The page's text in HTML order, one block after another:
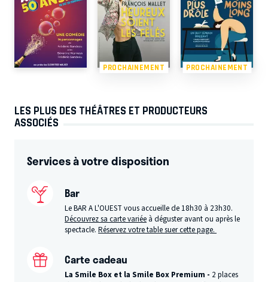
PROCHAINEMENT PROCHAINEMENT
LES PLUS DES THÉÂTRES ET PRODUCTEURS
ASSOCIÉS
Services à votre disposition
Bar
Le BAR A L'OUEST vous accueille de 18h30 à 23h30.
Découvrez sa carte variée à déguster avant ou après le
spectacle.Réservez votre table suer cette page.
Carte cadeau
La Smile Box et la Smile Box Premium - 2 places